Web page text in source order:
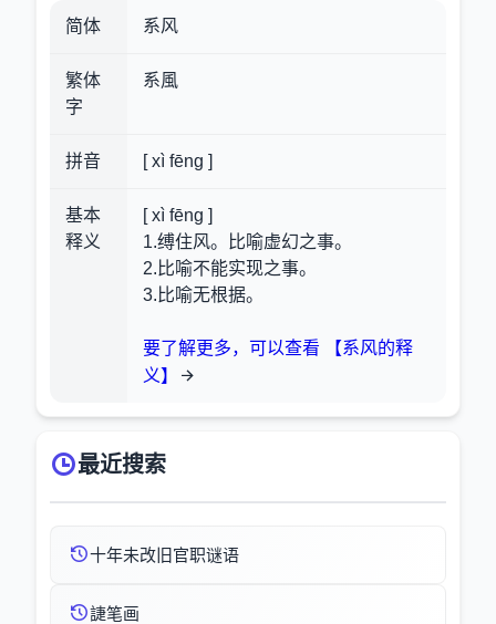
简体 系风
繁体
字
系風
拼音 [ xì fēng ]
基本
释义
[ xì fēng ]
1.缚住风。比喻虚幻之事。
2.比喻不能实现之事。
3.比喻无根据。
要了解更多，可以查看 【系风的释
义】
最近搜索
十年未改旧官职谜语
誱笔画